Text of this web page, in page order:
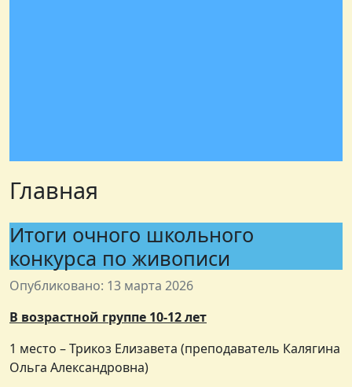
Главная
Итоги очного школьного
конкурса по живописи
Опубликовано: 13 марта 2026
В возрастной группе 10-12 лет
1 место – Трикоз Елизавета (преподаватель Калягина
Ольга Александровна)